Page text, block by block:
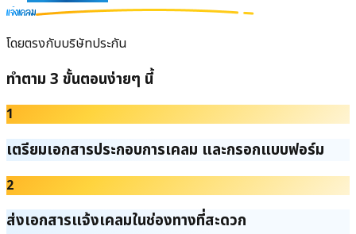
แจ้งเคลม
โดยตรงกับบริษัทประกัน
ทำตาม 3 ขั้นตอนง่ายๆ นี้
1
เตรียมเอกสารประกอบการเคลม และกรอกแบบฟอร์ม
2
ส่งเอกสารแจ้งเคลมในช่องทางที่สะดวก